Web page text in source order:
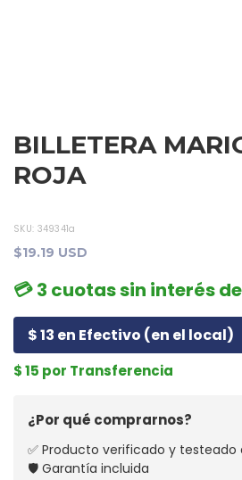
BILLETERA
ROJA
SKU: 349341a
$19.19 USD
💳 3 cuotas sin interés
$ 13 en Efectivo (en el local)
$ 15 por Transferencia
¿Por qué comprarnos?
✅ Producto verificado y testeado
🛡️ Garantía incluida